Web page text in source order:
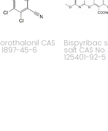
CAS
1897-45-6
Bispyribac
salt CAS No.
125401-92-5